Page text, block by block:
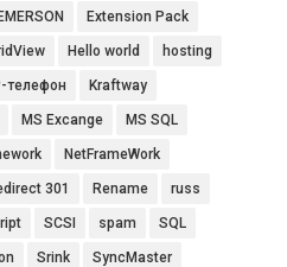
EMERSON Extension Pack
Hello world hosting
телефон Kraftway
MS Excange MS SQL
NetFrameWork
301 Rename russ
SCSI spam SQL
Srink SyncMaster